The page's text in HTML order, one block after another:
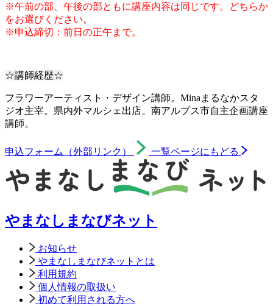
※午前の部、午後の部ともに講座内容は同じです。どちらか
をお選びください。
※申込締切：前日の正午まで。
☆講師経歴☆
フラワーアーティスト・デザイン講師。Minaまるなかスタ
ジオ主宰。県内外マルシェ出店。南アルプス市自主企画講座
講師。
申込フォーム（外部リンク） 一覧ページにもどる
やまなしまなびネット
お知らせ
やまなしまなびネットとは
利用規約
個人情報の取扱い
初めて利用される方へ